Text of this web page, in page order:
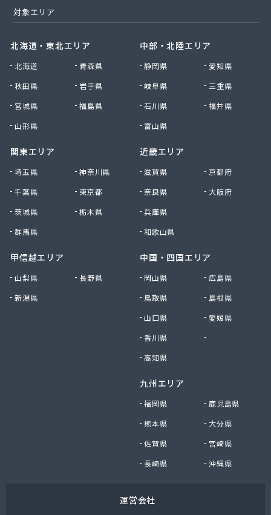
対象エリア
北海道・東北エリア
北海道
青森県
秋田県
岩手県
宮城県
福島県
山形県
関東エリア
埼玉県
神奈川県
千葉県
東京都
茨城県
栃木県
群馬県
甲信越エリア
山梨県
長野県
新潟県
中部・北陸エリア
静岡県
愛知県
岐阜県
三重県
石川県
福井県
富山県
近畿エリア
滋賀県
京都府
奈良県
大阪府
兵庫県
和歌山県
中国・四国エリア
岡山県
広島県
鳥取県
島根県
山口県
愛媛県
香川県
高知県
九州エリア
福岡県
鹿児島県
熊本県
大分県
佐賀県
宮崎県
長崎県
沖縄県
運営会社